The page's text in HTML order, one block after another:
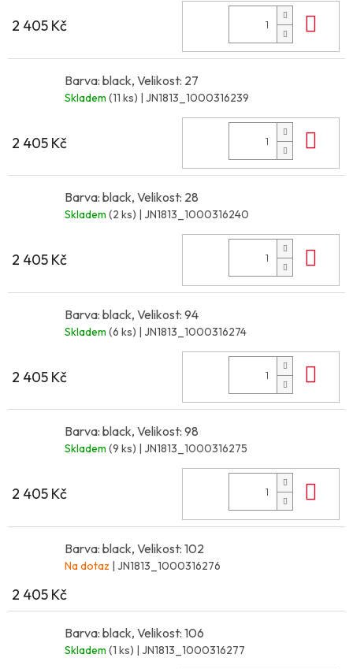
2 405 Kč
Barva: black, Velikost: 27
Skladem (11 ks) | JN1813_1000316239
2 405 Kč
Barva: black, Velikost: 28
Skladem (2 ks) | JN1813_1000316240
2 405 Kč
Barva: black, Velikost: 94
Skladem (6 ks) | JN1813_1000316274
2 405 Kč
Barva: black, Velikost: 98
Skladem (9 ks) | JN1813_1000316275
2 405 Kč
Barva: black, Velikost: 102
Na dotaz | JN1813_1000316276
2 405 Kč
Barva: black, Velikost: 106
Skladem (1 ks) | JN1813_1000316277